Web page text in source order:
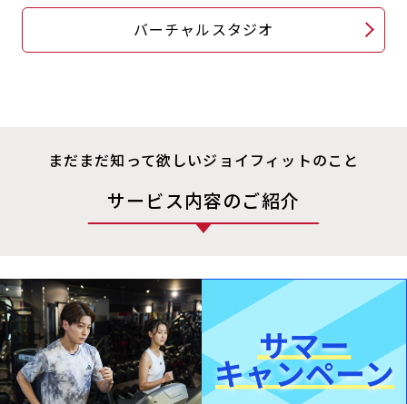
バーチャルスタジオ
まだまだ知って欲しいジョイフィットのこと
サービス内容のご紹介